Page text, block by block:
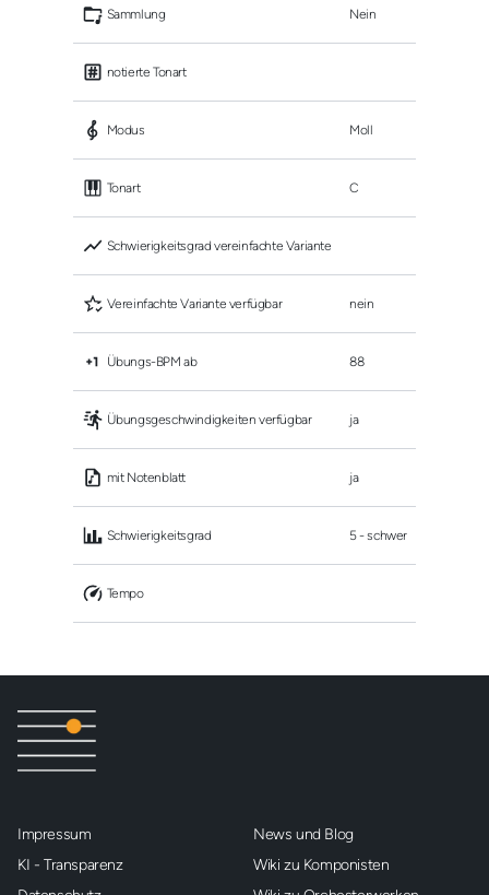
Sammlung Nein
notierte Tonart
Modus Moll
Tonart C
Schwierigkeitsgrad vereinfachte Variante
Vereinfachte Variante verfügbar nein
Übungs-BPM ab 88
Übungsgeschwindigkeiten verfügbar ja
mit Notenblatt ja
Schwierigkeitsgrad 5 - schwer
Tempo
Impressum
KI - Transparenz
News und Blog
Wiki zu Komponisten